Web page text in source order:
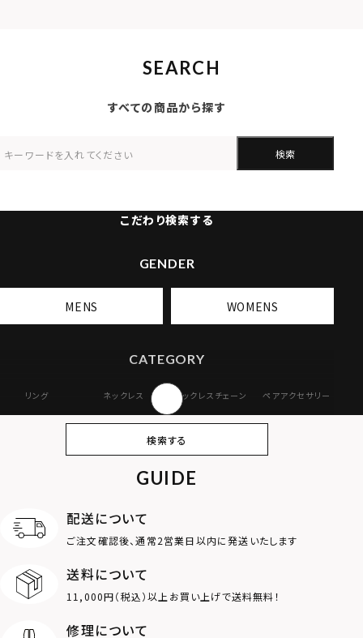
SEARCH
すべての商品から探す
検索
こだわり検索する
GENDER
MENS WOMENS
CATEGORY
リング ネックレス ネックレスチェーン ペアアクセサリー
オンラインストア
ギフトボックス
MOTIF
ダブルリング
検索する
GUIDE
配送について
ご注文確認後、通常2営業日以内に発送いたします
送料について
11,000円（税込）以上お買い上げで送料無料！
修理について